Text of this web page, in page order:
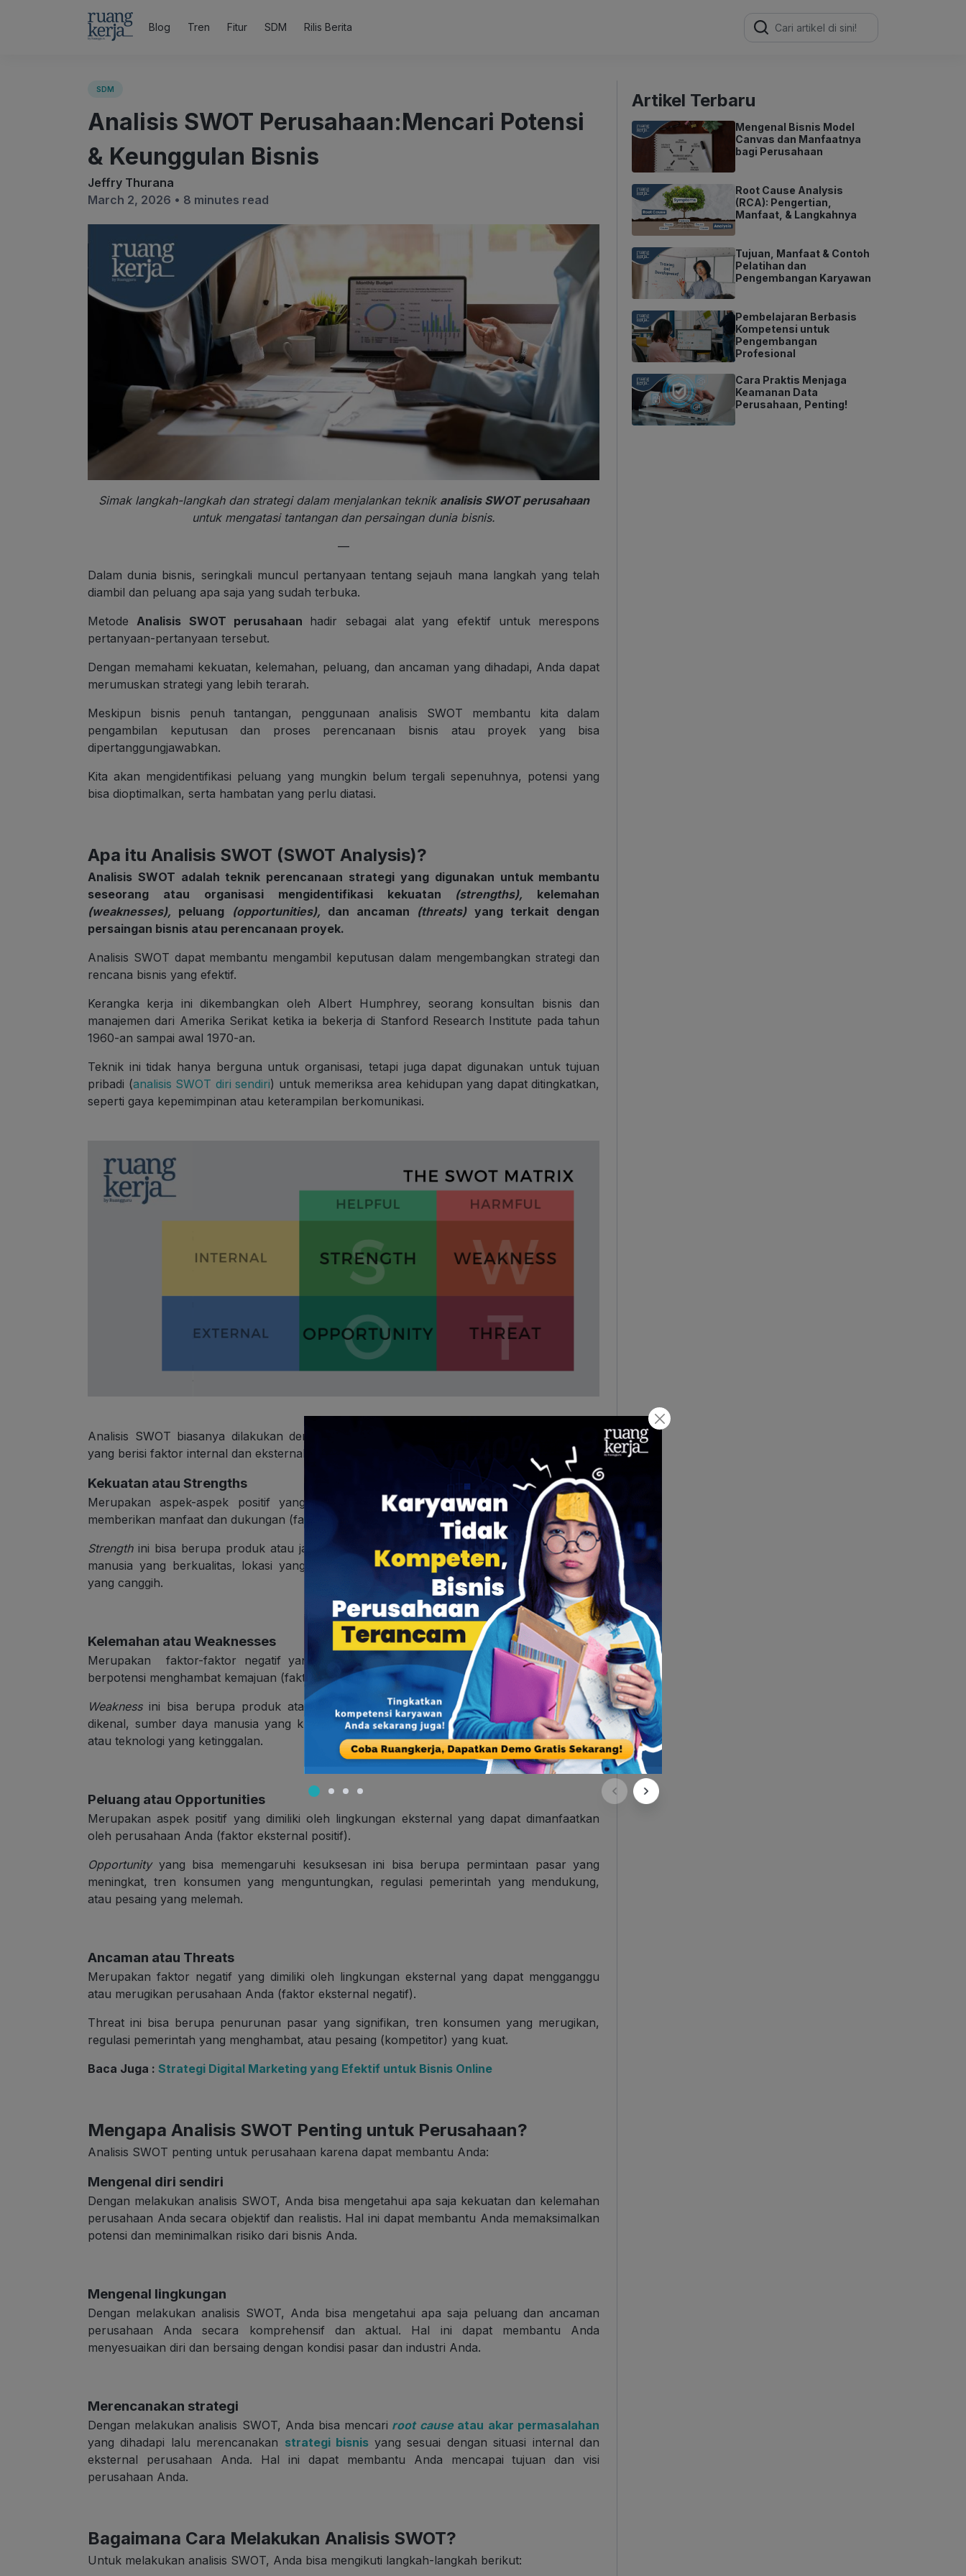
Blog Tren Fitur SDM Rilis Berita
Search
for:
SDM
Analisis SWOT Perusahaan:Mencari Potensi
& Keunggulan Bisnis
Jeffry Thurana
March 2, 2026 • 8 minutes read
Simak langkah-langkah dan strategi dalam menjalankan teknik analisis SWOT perusahaan
untuk mengatasi tantangan dan persaingan dunia bisnis.
—
Dalam dunia bisnis, seringkali muncul pertanyaan tentang sejauh mana langkah yang telah
diambil dan peluang apa saja yang sudah terbuka.
MetodeAnalisis SWOT perusahaan hadir sebagai alat yang efektif untuk merespons
pertanyaan-pertanyaan tersebut.
Dengan memahami kekuatan, kelemahan, peluang, dan ancaman yang dihadapi, Anda dapat
merumuskan strategi yang lebih terarah.
Meskipun bisnis penuh tantangan, penggunaan analisis SWOT membantu kita dalam
pengambilan keputusan dan proses perencanaan bisnis atau proyek yang bisa
dipertanggungjawabkan.
Kita akan mengidentifikasi peluang yang mungkin belum tergali sepenuhnya, potensi yang
bisa dioptimalkan, serta hambatan yang perlu diatasi.
Apa itu Analisis SWOT (SWOT Analysis)?
Analisis SWOT adalah teknik perencanaan strategi yang digunakan untuk membantu
seseorang atau organisasi mengidentifikasi kekuatan (strengths), kelemahan
(weaknesses), peluang (opportunities), dan ancaman (threats)yang terkait dengan
persaingan bisnis atau perencanaan proyek.
Analisis SWOT dapat membantu mengambil keputusan dalam mengembangkan strategi dan
rencana bisnis yang efektif.
Kerangka kerja ini dikembangkan oleh Albert Humphrey, seorang konsultan bisnis dan
manajemen dari Amerika Serikat ketika ia bekerja di Stanford Research Institute pada tahun
1960-an sampai awal 1970-an.
Teknik ini tidak hanya berguna untuk organisasi, tetapi juga dapat digunakan untuk tujuan
pribadi (analisis SWOT diri sendiri) untuk memeriksa area kehidupan yang dapat ditingkatkan,
seperti gaya kepemimpinan atau keterampilan berkomunikasi.
Analisis SWOT biasanya dilakukan dengan membuat matriks empat kotak (SWOT Matrix)
yang berisi faktor internal dan eksternal berikut ini:
Kekuatan atau Strengths
Merupakan aspek-aspek positif yang dimiliki oleh perusahaan Anda dari dalam yang
memberikan manfaat dan dukungan (faktor internal positif).
Strengthini bisa berupa produk atau jasa yang unggul, merek yang terkenal, sumber daya
manusia yang berkualitas, lokasi yang strategis untuk menjalankan usaha, atau teknologi
yang canggih.
Kelemahan atau Weaknesses
Merupakan faktor-faktor negatif yang dimiliki oleh perusahaan Anda dari dalam yang
berpotensi menghambat kemajuan (faktor internal negatif).
Weaknessini bisa berupa produk atau jasa yang kurang kompetitif, merek yang kurang
dikenal, sumber daya manusia yang kurang terampil, lokasi yang kurang menguntungkan,
atau teknologi yang ketinggalan.
Peluang atau Opportunities
Merupakan aspek positif yang dimiliki oleh lingkungan eksternal yang dapat dimanfaatkan
oleh perusahaan Anda (faktor eksternal positif).
Opportunityyang bisa memengaruhi kesuksesan ini bisa berupa permintaan pasar yang
meningkat, tren konsumen yang menguntungkan, regulasi pemerintah yang mendukung,
atau pesaing yang melemah.
Ancaman atau Threats
Merupakan faktor negatif yang dimiliki oleh lingkungan eksternal yang dapat mengganggu
atau merugikan perusahaan Anda (faktor eksternal negatif).
Threat ini bisa berupa penurunan pasar yang signifikan, tren konsumen yang merugikan,
regulasi pemerintah yang menghambat, atau pesaing (kompetitor) yang kuat.
Baca Juga : Strategi Digital Marketing yang Efektif untuk Bisnis Online
Mengapa Analisis SWOT Penting untuk Perusahaan?
Analisis SWOT penting untuk perusahaan karena dapat membantu Anda:
Mengenal diri sendiri
Dengan melakukan analisis SWOT, Anda bisa mengetahui apa saja kekuatan dan kelemahan
perusahaan Anda secara objektif dan realistis. Hal ini dapat membantu Anda memaksimalkan
potensi dan meminimalkan risiko dari bisnis Anda.
Mengenal lingkungan
Dengan melakukan analisis SWOT, Anda bisa mengetahui apa saja peluang dan ancaman
perusahaan Anda secara komprehensif dan aktual. Hal ini dapat membantu Anda
menyesuaikan diri dan bersaing dengan kondisi pasar dan industri Anda.
Merencanakan strategi
Dengan melakukan analisis SWOT, Anda bisa mencari root causeatau akar permasalahan
yang dihadapi lalu merencanakan strategi bisnis yang sesuai dengan situasi internal dan
eksternal perusahaan Anda. Hal ini dapat membantu Anda mencapai tujuan dan visi
perusahaan Anda.
Bagaimana Cara Melakukan Analisis SWOT?
Untuk melakukan analisis SWOT, Anda bisa mengikuti langkah-langkah berikut:
Artikel Terbaru
Mengenal Bisnis Model
Canvas dan Manfaatnya
bagi Perusahaan
Root Cause Analysis
(RCA): Pengertian,
Manfaat, & Langkahnya
Tujuan, Manfaat & Contoh
Pelatihan dan
Pengembangan Karyawan
Pembelajaran Berbasis
Kompetensi untuk
Pengembangan
Profesional
Cara Praktis Menjaga
Keamanan Data
Perusahaan, Penting!